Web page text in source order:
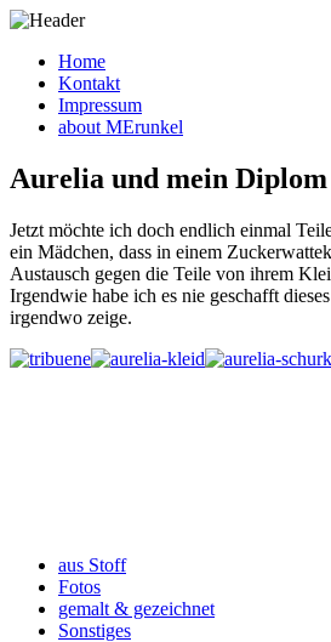
Home
Kontakt
Impressum
about MErunkel
Aurelia und mein Diplom
Jetzt möchte ich doch endlich einmal
ein Mädchen, dass in einem
Austausch gegen die Teile von ihrem
Irgendwie habe ich es nie geschafft
irgendwo zeige.
aus Stoff
Fotos
gemalt & gezeichnet
Sonstiges